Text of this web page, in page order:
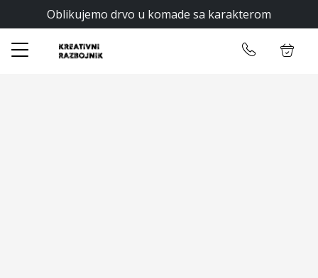
Oblikujemo drvo u komade sa karakterom
✕